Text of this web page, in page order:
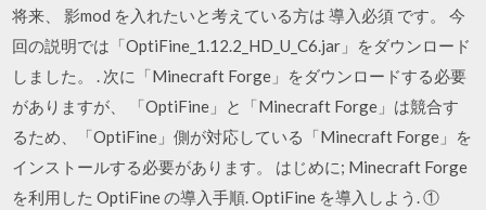
将来、 影mod を入れたいと考えている方は 導入必須 です。 今
回の説明では「OptiFine_1.12.2_HD_U_C6.jar」をダウンロード
しました。 . 次に「Minecraft Forge」をダウンロードする必要
がありますが、 「OptiFine」と「Minecraft Forge」は競合す
るため、「OptiFine」側が対応している「Minecraft Forge」を
インストールする必要があります。 はじめに; Minecraft Forge
を利用した OptiFine の導入手順. OptiFine を導入しよう. ①